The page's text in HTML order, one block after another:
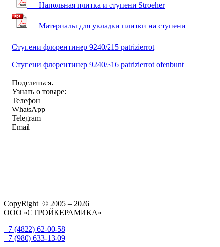
— Напольная плитка и ступени Stroeher
— Материалы для укладки плитки на ступени
Ступени флорентинер 9240/215 patrizierrot
Ступени флорентинер 9240/316 patrizierrot ofenbunt
Поделиться:
Узнать о товаре:
Телефон
WhatsApp
Telegram
Email
CopyRight © 2005 – 2026
ООО «СТРОЙКЕРАМИКА»
+7 (4822) 62-00-58
+7 (980) 633-13-09